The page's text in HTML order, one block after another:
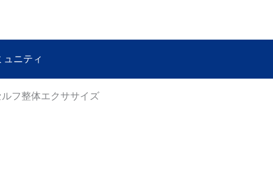
ュニティ
フ整体エクササイズ